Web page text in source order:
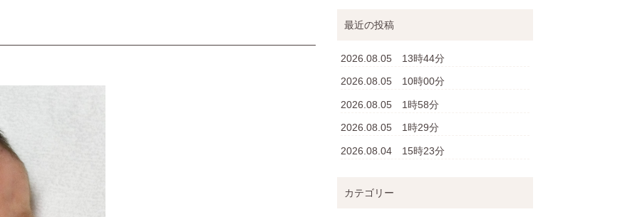
最近の投稿
2026.08.05 13時44分
2026.08.05 10時00分
2026.08.05 1時58分
2026.08.05 1時29分
2026.08.04 15時23分
カテゴリー